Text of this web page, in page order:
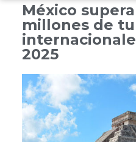
México supera
millones de
2025